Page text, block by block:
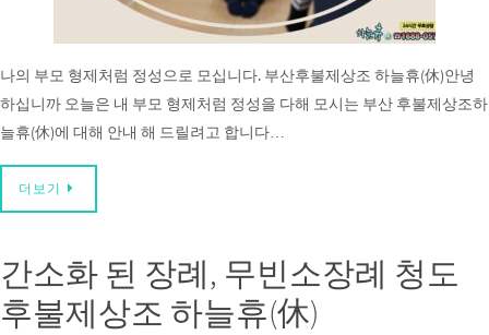
나의 부모 형제처럼 정성으로 모십니다. 부산후불제상조 하늘휴(休)안녕
하십니까 오늘은 내 부모 형제처럼 정성을 다해 모시는 부산 후불제상조하
늘휴(休)에 대해 안내 해 드릴려고 합니다…
더보기
간소화 된 장례, 무빈소장례 청도
후불제상조 하늘휴(休)